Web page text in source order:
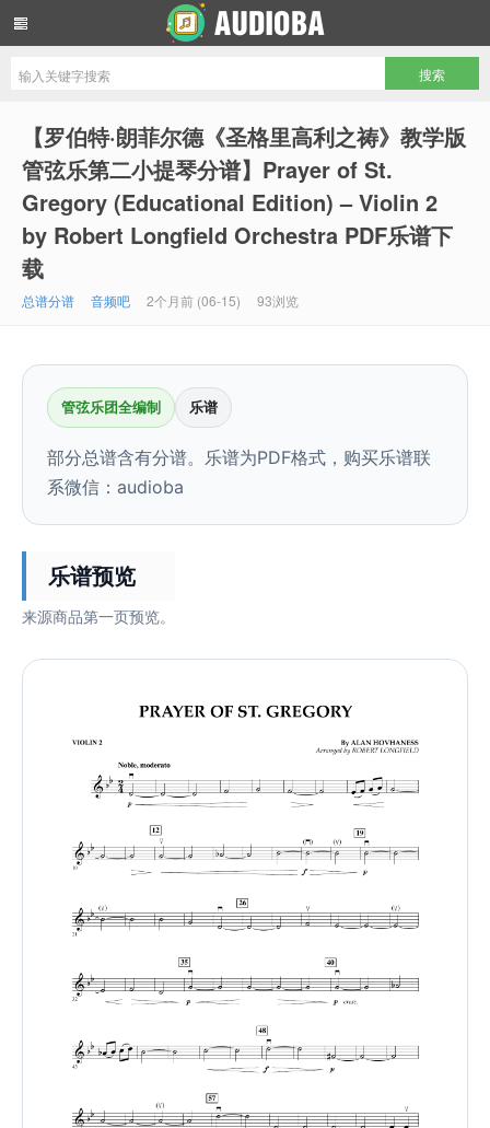
【罗伯特·朗菲尔德《圣格里高利之祷》教学版
管弦乐第二小提琴分谱】Prayer of St.
Gregory (Educational Edition) – Violin 2
by Robert Longfield Orchestra PDF乐谱下
载
总谱分谱 音频吧 2个月前 (06-15) 93浏览
管弦乐团全编制 乐谱
部分总谱含有分谱。乐谱为PDF格式，购买乐谱联
系微信：audioba
乐谱预览
来源商品第一页预览。